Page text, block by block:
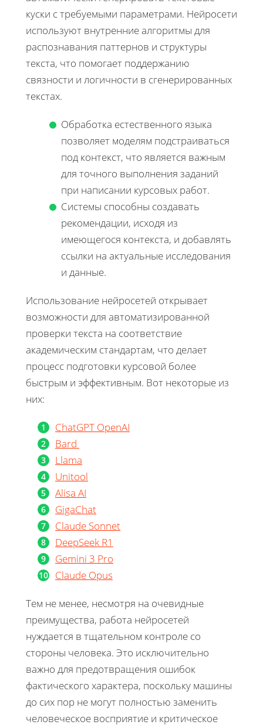
куски с требуемыми параметрами. Нейросети
используют внутренние алгоритмы для
распознавания паттернов и структуры
текста, что помогает поддержанию
связности и логичности в сгенерированных
текстах.
Обработка естественного языка
позволяет моделям подстраиваться
под контекст, что является важным
для точного выполнения заданий
при написании курсовых работ.
Системы способны создавать
рекомендации, исходя из
имеющегося контекста, и добавлять
ссылки на актуальные исследования
и данные.
Использование нейросетей открывает
возможности для автоматизированной
проверки текста на соответствие
академическим стандартам, что делает
процесс подготовки курсовой более
быстрым и эффективным. Вот некоторые из
них:
ChatGPT OpenAI
Bard
Llama
Unitool
Alisa AI
GigaChat
Claude Sonnet
DeepSeek R1
Gemini 3 Pro
Claude Opus
Тем не менее, несмотря на очевидные
преимущества, работа нейросетей
нуждается в тщательном контроле со
стороны человека. Это исключительно
важно для предотвращения ошибок
фактического характера, поскольку машины
до сих пор не могут полностью заменить
человеческое восприятие и критическое